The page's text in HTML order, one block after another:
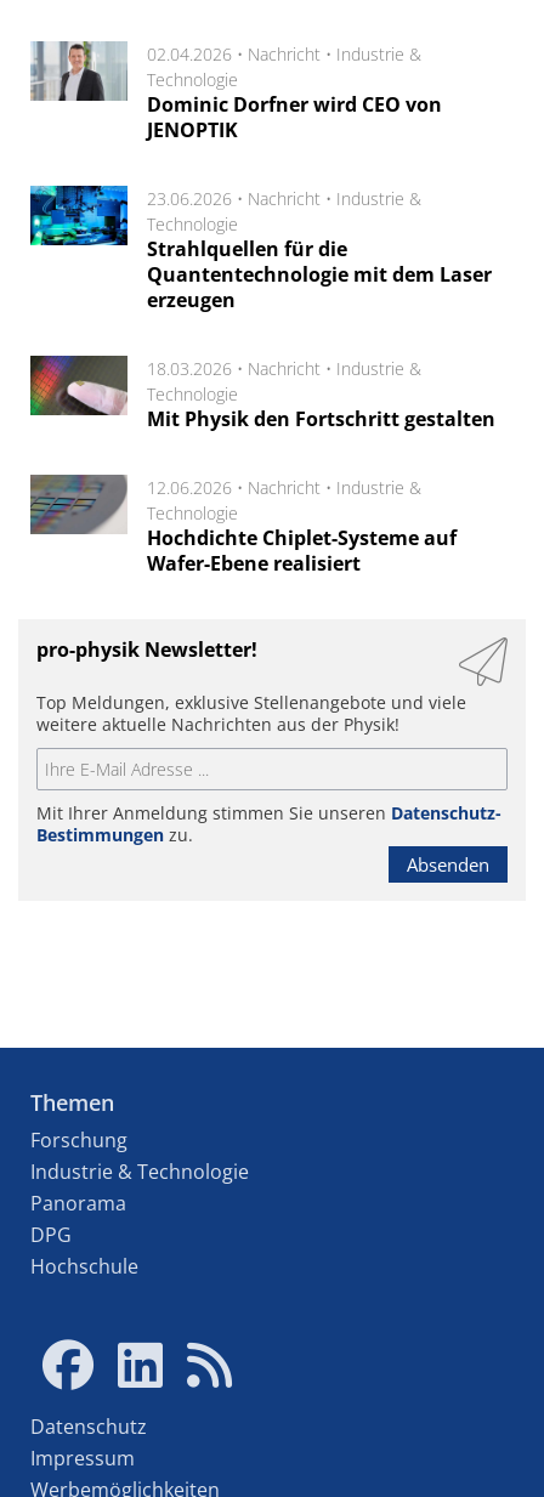
02.04.2026 • Nachricht • Industrie &
Technologie
Dominic Dorfner wird CEO von
JENOPTIK
23.06.2026 • Nachricht • Industrie &
Technologie
Strahlquellen für die
Quantentechnologie mit dem Laser
erzeugen
18.03.2026 • Nachricht • Industrie &
Technologie
Mit Physik den Fortschritt gestalten
12.06.2026 • Nachricht • Industrie &
Technologie
Hochdichte Chiplet-Systeme auf
Wafer-Ebene realisiert
pro-physik Newsletter!
Top Meldungen, exklusive Stellenangebote und viele
weitere aktuelle Nachrichten aus der Physik!
Mit Ihrer Anmeldung stimmen Sie unseren Datenschutz-
Bestimmungen zu.
Absenden
Themen
Forschung
Industrie & Technologie
Panorama
DPG
Hochschule
Datenschutz
Impressum
Werbemöglichkeiten